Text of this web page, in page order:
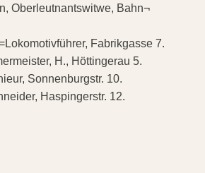
Oberleutnantswitwe, Bahn¬
Fabrikgasse 7.
H., Höttingerau 5.
Sonnenburgstr. 10.
Haspingerstr. 12.